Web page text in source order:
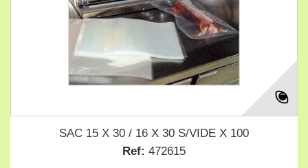
SAC 15 X 30 / 16 X 30 S/VIDE X 100
Ref: 472615